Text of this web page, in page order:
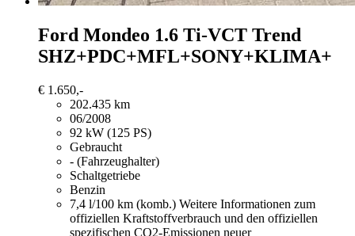
Ford Mondeo 1.6 Ti-VCT Trend
SHZ+PDC+MFL+SONY+KLIMA+
€ 1.650,-
202.435 km
06/2008
92 kW (125 PS)
Gebraucht
- (Fahrzeughalter)
Schaltgetriebe
Benzin
7,4 l/100 km (komb.) Weitere Informationen zum
offiziellen Kraftstoffverbrauch und den offiziellen
spezifischen CO2-Emissionen neuer